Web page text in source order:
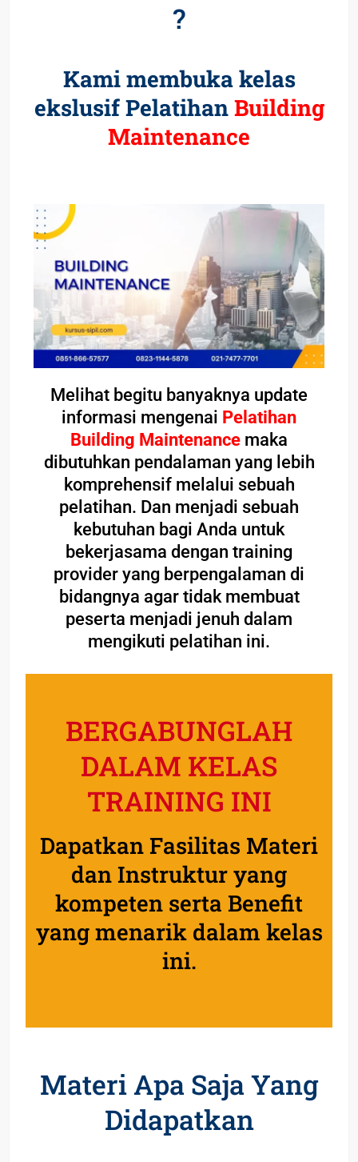
?
Kami membuka kelas
ekslusif PelatihanBuilding
Maintenance
Melihat begitu banyaknya update
informasi mengenai Pelatihan
Building Maintenance maka
dibutuhkan pendalaman yang lebih
komprehensif melalui sebuah
pelatihan. Dan menjadi sebuah
kebutuhan bagi Anda untuk
bekerjasama dengan training
provider yang berpengalaman di
bidangnya agar tidak membuat
peserta menjadi jenuh dalam
mengikuti pelatihan ini.
BERGABUNGLAH
DALAM KELAS
TRAINING INI
Dapatkan Fasilitas Materi
dan Instruktur yang
kompeten serta Benefit
yang menarik dalam kelas
ini.
Materi Apa Saja Yang
Didapatkan